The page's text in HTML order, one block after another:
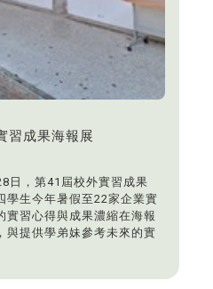
習成果海報展
日，第41屆校外實習成果
學生今年暑假至22家企業實
實習心得與成果濃縮在海報
與提供學弟妹參考未來的實